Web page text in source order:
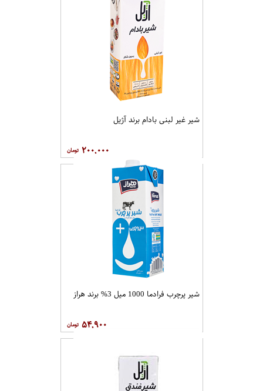
شیر غیر لبنی بادام برند آژیل
۲۰۰,۰۰۰
شیر پرچرب فرادما 1000 میل 3% برند هراز
۵۴,۹۰۰